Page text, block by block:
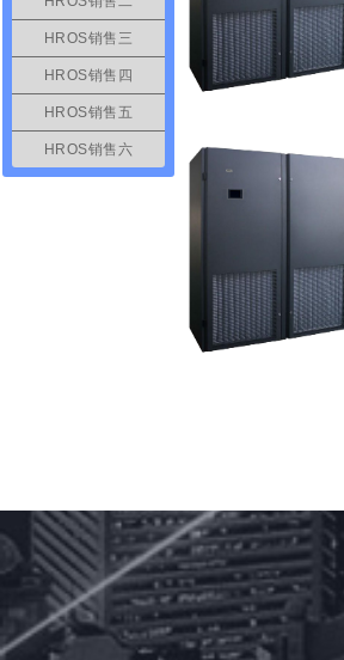
HROS销售三
HROS销售四
HROS销售五
HROS销售六